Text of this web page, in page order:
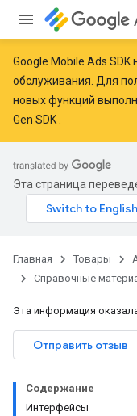
Google Mobile Ads SDK
обслуживания. Для
новых функций
Gen SDK
Эта страница
Главная Товары
Справочные
Эта информация
Отправить отзыв
Содержание
Интерфейсы